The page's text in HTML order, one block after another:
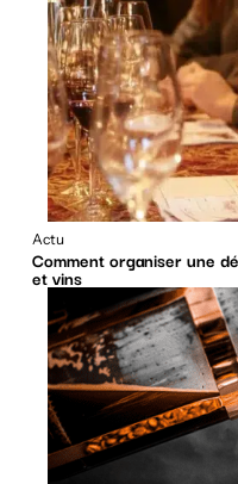
Actu
Comment organiser une
et vins